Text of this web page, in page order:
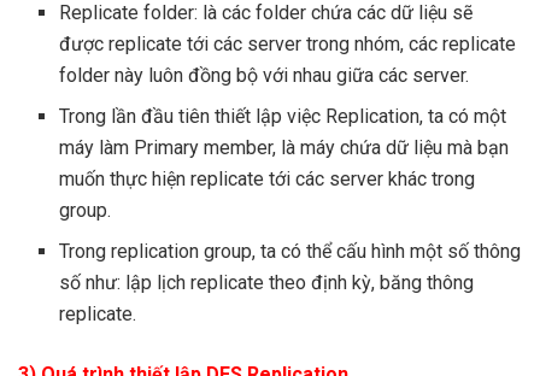
Replicate folder: là các folder chứa các dữ liệu sẽ
được replicate tới các server trong nhóm, các replicate
folder này luôn đồng bộ với nhau giữa các server.
Trong lần đầu tiên thiết lập việc Replication, ta có một
máy làm Primary member, là máy chứa dữ liệu mà bạn
muốn thực hiện replicate tới các server khác trong
group.
Trong replication group, ta có thể cấu hình một số thông
số như: lập lịch replicate theo định kỳ, băng thông
replicate.